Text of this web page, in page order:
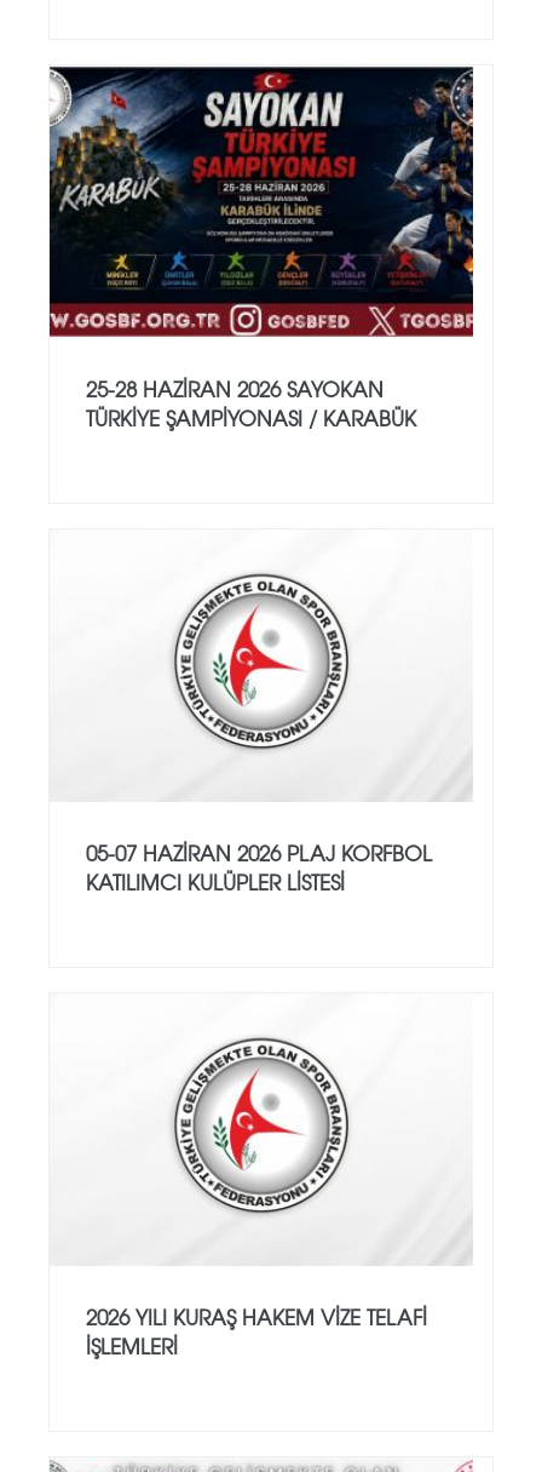
25-28 HAZİRAN 2026 SAYOKAN
TÜRKİYE ŞAMPİYONASI / KARABÜK
05-07 HAZİRAN 2026 PLAJ KORFBOL
KATILIMCI KULÜPLER LİSTESİ
2026 YILI KURAŞ HAKEM VİZE TELAFİ
İŞLEMLERİ